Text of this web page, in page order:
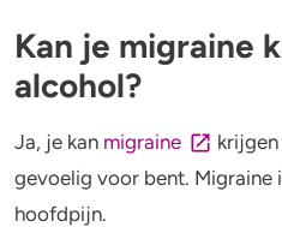
Kan je migraine
alcohol?
Ja, je kan migraine
gevoelig voor bent. Migraine
hoofdpijn.